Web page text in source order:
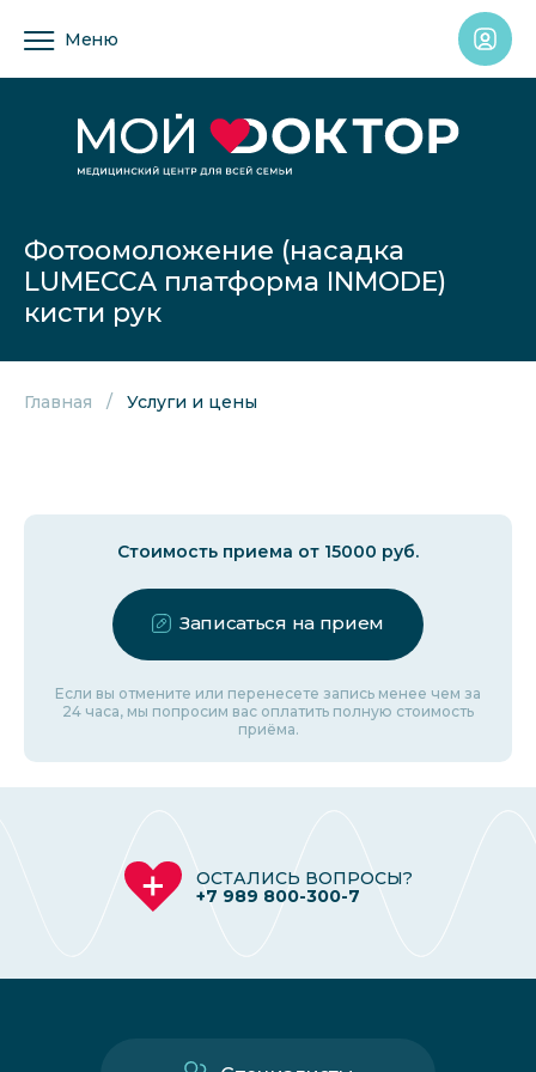
Меню
Фотоомоложение (насадка
LUMECCA платформа INMODE)
кисти рук
Главная Услуги и цены
Стоимость приема от 15000 руб.
Записаться на прием
Если вы отмените или перенесете запись менее чем за
24 часа, мы попросим вас оплатить полную стоимость
приёма.
ОСТАЛИСЬ ВОПРОСЫ?
+7 989 800-300-7